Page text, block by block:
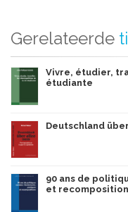
Gerelateerde
Vivre, étudier,
étudiante
Deutschland
90 ans de
et